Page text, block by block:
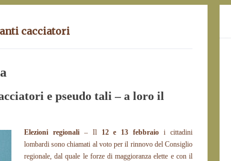
cacciatori
e pseudo tali – a loro il
Elezioni regionali– Il 12 e 13 febbraio i cittadini
lombardi sono chiamati al voto per il rinnovo del Consiglio
regionale, dal quale le forze di maggioranza elette e con il